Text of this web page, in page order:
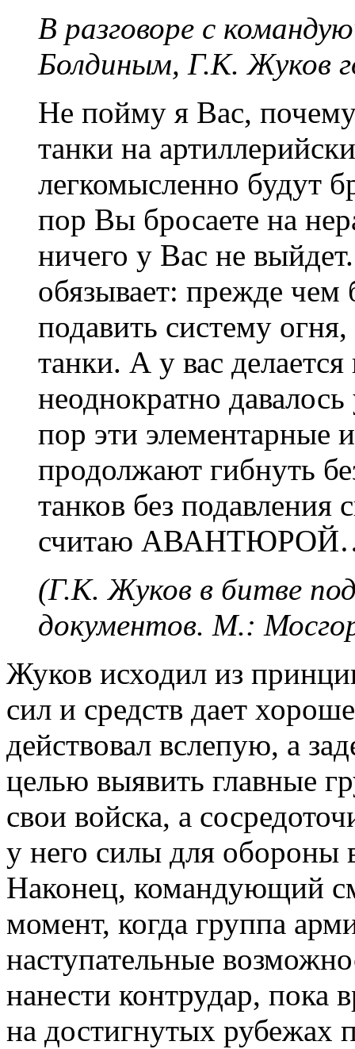
В разговоре с
Болдиным, Г.К. Жуков
Не пойму я Вас,
танки на
легкомысленно будут
пор Вы бросаете на
ничего у Вас не
обязывает: прежде
подавить систему огня,
танки. А у вас
неоднократно
пор эти элементарные
продолжают гибнуть
танков без подавления
считаю
(Г.К. Жуков в битве
документов. М.:
Жуков исходил из
сил и средств дает
действовал вслепую, а
целью выявить главные
свои войска, а
у него силы для
Наконец, командующий
момент, когда группа
наступательные
нанести контрудар, пока
на достигнутых рубежах